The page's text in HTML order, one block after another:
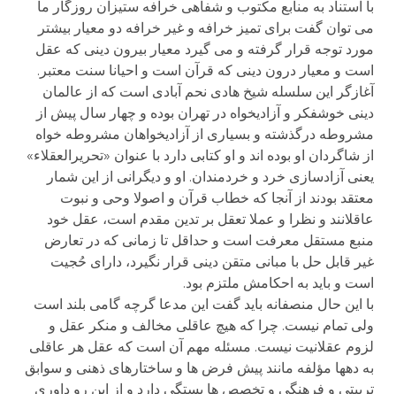
با استناد به منابع مکتوب و شفاهی خرافه ستیزان روزگار ما
می توان گفت برای تمیز خرافه و غیر خرافه دو معیار بیشتر
مورد توجه قرار گرفته و می گیرد معیار بیرون دینی که عقل
است و معیار درون دینی که قرآن است و احیانا سنت معتبر.
آغازگر این سلسله شیخ هادی نحم آبادی است که از عالمان
دینی خوشفکر و آزادیخواه در تهران بوده و چهار سال پیش از
مشروطه درگذشته و بسیاری از آزادیخواهان مشروطه خواه
از شاگردان او بوده اند و او کتابی دارد با عنوان «تحریرالعقلاء»
یعنی آزادسازی خرد و خردمندان. او و دیگرانی از این شمار
معتقد بودند از آنجا که خطاب قرآن و اصولا وحی و نبوت
عاقلانند و نظرا و عملا تعقل بر تدین مقدم است، عقل خود
منبع مستقل معرفت است و حداقل تا زمانی که در تعارض
غیر قابل حل با مبانی متقن دینی قرار نگیرد، دارای حُجیت
است و باید به احکامش ملتزم بود.
با این حال منصفانه باید گفت این مدعا گرچه گامی بلند است
ولی تمام نیست. چرا که هیچ عاقلی مخالف و منکر عقل و
لزوم عقلانیت نیست. مسئله مهم آن است که عقل هر عاقلی
به دهها مؤلفه مانند پیش فرض ها و ساختارهای ذهنی و سوابق
تربیتی و فرهنگی و تخصص ها بستگی دارد و از این رو داوری